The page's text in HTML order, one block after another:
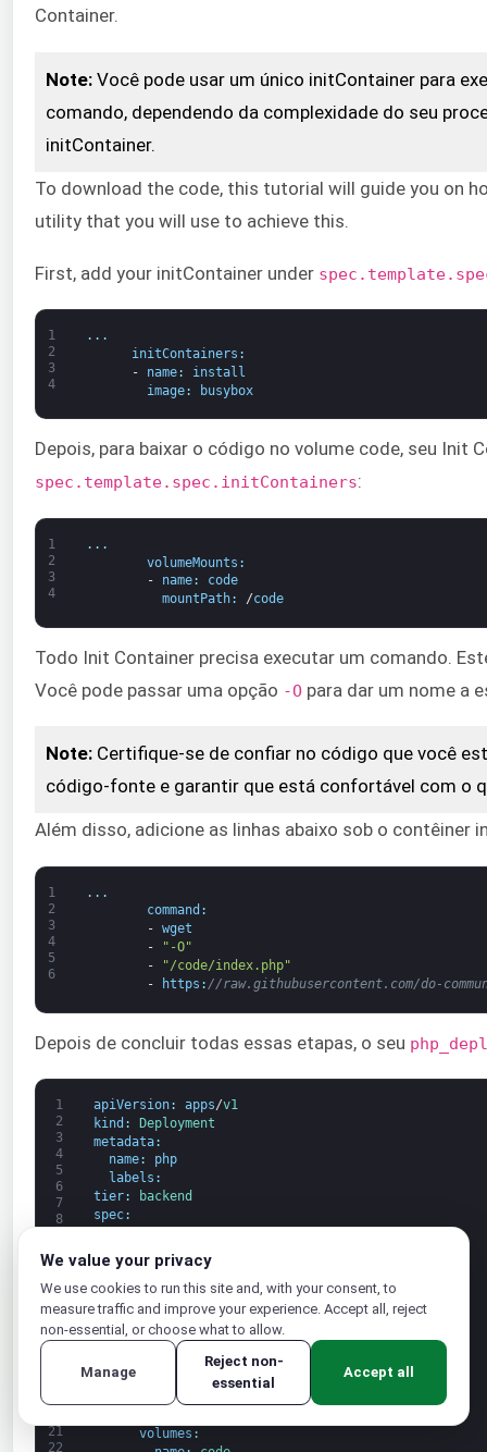
Container.
Note: Você pode usar um único initContainer para
comando, dependendo da complexidade do seu
initContainer.
To download the code, this tutorial will guide you on
utility that you will use to achieve this.
First, add your initContainer under
1
2
3
4
. . .
initContainers :
-
name:
install
image: busybox
Depois, para baixar o código no volume code, seu
spec.template.spec.initContainers:
1
2
3
4
. . .
volumeMounts :
-
name:
code
mountPath: /code
Todo Init Container precisa executar um comando.
Você pode passar uma opção -O para dar um nome a
Note: Certifique-se de confiar no código que você
código-fonte e garantir que está confortável com o
Além disso, adicione as linhas abaixo sob o contêiner
1
2
3
4
5
6
. . .
command :
- wget
-
"-O"
-
"/code/index.php"
-
https : //raw.githubusercontent.com/do-
Depois de concluir todas essas etapas, o seu
1
2
3
4
5
6
7
8
10
11
12
14
15
21
22
apiVersion: apps/v1
kind :
Deployment
metadata:
name:
php
labels :
tier:
backend
spec:
:
matchLabels:
app: php
tier: backend
template:
metadata:
php
tier
volumes :
We value your privacy
We use cookies to run this site and, with your consent, to
measure traffic and improve your experience. Accept all, reject
non-essential, or choose what to allow.
Manage
Reject non-
essential
Accept all